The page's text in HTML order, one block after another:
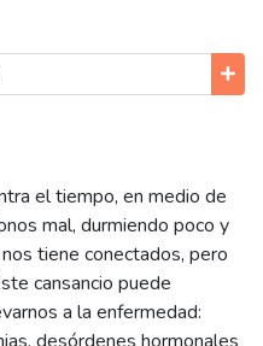
el tiempo, en medio de
mal, durmiendo poco y
tiene conectados, pero
cansancio puede
a la enfermedad: